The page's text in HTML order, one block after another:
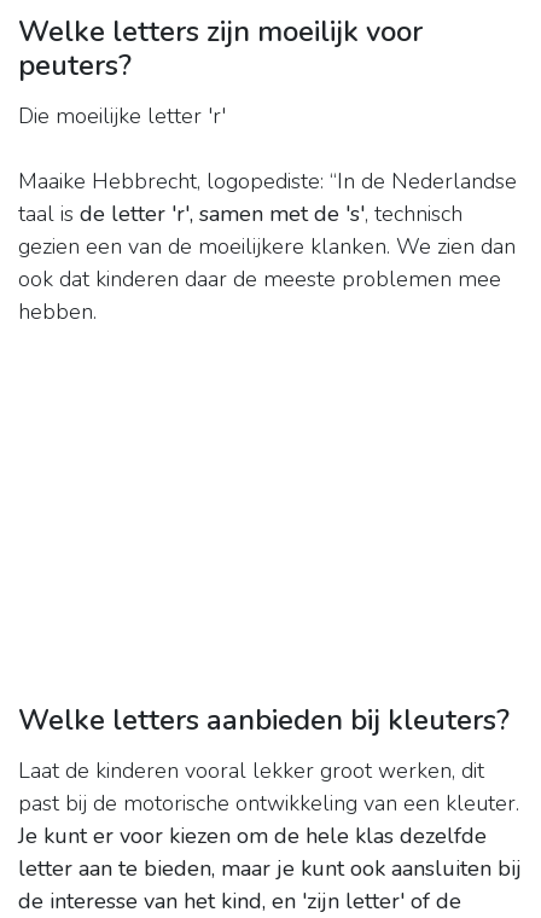
Welke letters zijn moeilijk voor
peuters?
Die moeilijke letter 'r'
Maaike Hebbrecht, logopediste: “In de Nederlandse
taal is de letter 'r', samen met de 's', technisch
gezien een van de moeilijkere klanken. We zien dan
ook dat kinderen daar de meeste problemen mee
hebben.
Welke letters aanbieden bij kleuters?
Laat de kinderen vooral lekker groot werken, dit
past bij de motorische ontwikkeling van een kleuter.
Je kunt er voor kiezen om de hele klas dezelfde
letter aan te bieden, maar je kunt ook aansluiten bij
de interesse van het kind, en 'zijn letter' of de